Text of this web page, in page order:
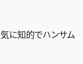
に知的でハンサム